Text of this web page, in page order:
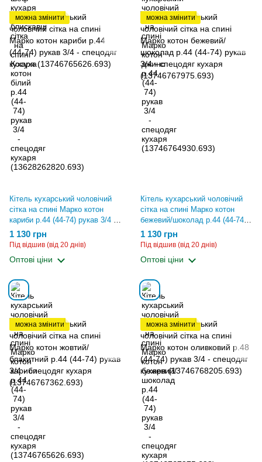
можна змінити
Кітель кухарський чоловічий
сітка на спині Марко котон
кариби р.44 (44-74) рукав 3/4 -
спецодяг кухаря
(13746765626.693)
1 130 грн
Під відшив (від 20 днів)
Оптові ціни
можна змінити
Кітель кухарський чоловічий
сітка на спині Марко котон
бежевий/шоколад р.44 (44-74)
рукав 3/4 - спецодяг кухаря
(13746767975.693)
1 130 грн
Під відшив (від 20 днів)
Оптові ціни
можна змінити можна змінити